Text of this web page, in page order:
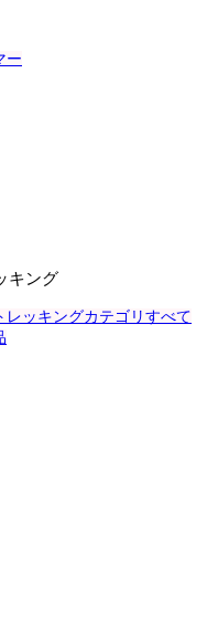
ー
キング
ッキングカテゴリすべて